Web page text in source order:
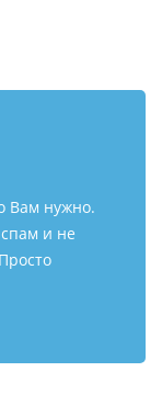
Вам нужно.
и не